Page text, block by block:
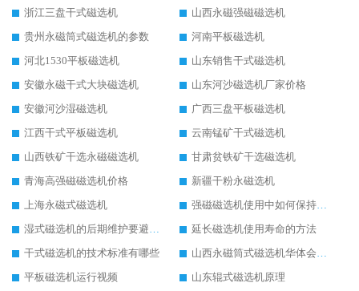
浙江三盘干式磁选机
山西永磁强磁磁选机
贵州永磁筒式磁选机的参数
河南平板磁选机
河北1530平板磁选机
山东销售干式磁选机
安徽永磁干式大块磁选机
山东河沙磁选机厂家价格
安徽河沙湿磁选机
广西三盘平板磁选机
江西干式平板磁选机
云南锰矿干式磁选机
山西铁矿干选永磁磁选机
甘肃贫铁矿干选磁选机
青海高强磁磁选机价格
新疆干粉永磁选机
上海永磁式磁选机
强磁磁选机使用中如何保持其顺畅运行
湿式磁选机的后期维护要避开哪些坑
延长磁选机使用寿命的方法
干式磁选机的技术标准有哪些
山西永磁筒式磁选机华体会手机网页版-华体会(中国)
平板磁选机运行视频
山东辊式磁选机原理